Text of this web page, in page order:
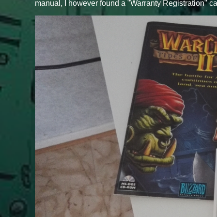
manual, I however found a "Warranty Registration"